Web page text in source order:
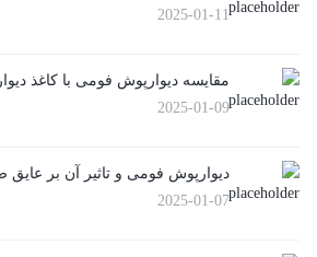
2025-01-11
مقایسه دیوارپوش فومی با کاغذ
2025-01-09
دیوارپوش فومی و تاثیر آن بر
2025-01-07